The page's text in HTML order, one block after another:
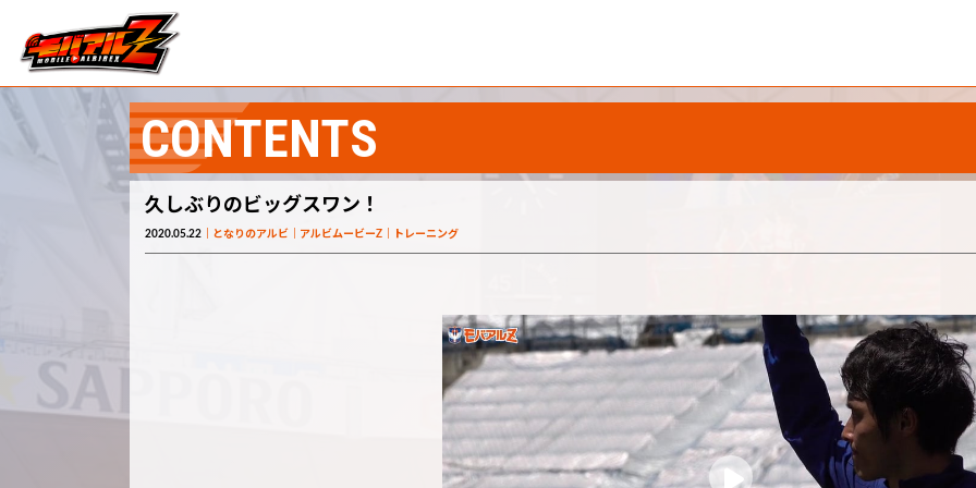
CONTENTS
久しぶりのビッグスワン！
2020.05.22 となりのアルビ アルビムービーZ トレーニング